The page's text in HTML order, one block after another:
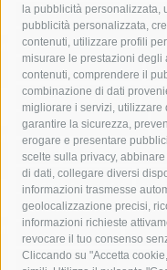
la pubblicità personalizzata,
pubblicità personalizzata,
contenuti, utilizzare profili
misurare le prestazioni
contenuti, comprendere il
combinazione di dati
migliorare i servizi, utilizzare
garantire la sicurezza,
erogare e presentare
scelte sulla privacy,
di dati, collegare diversi
informazioni trasmesse
geolocalizzazione precisi,
informazioni richieste
revocare il tuo consenso
Cliccando su "Accetta
Asl Napoli 3 sud
castellammare di stabia
comune di sorrento
costiera amalfitana
fondazione sorrento
lavori
lorenzo
massimo coppola
penisola sorrentina
protezione civile
sindaco cuomo